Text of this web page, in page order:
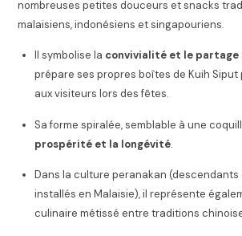
nombreuses petites douceurs et snacks
malaisiens, indonésiens et singapouriens.
Il symbolise la convivialité et le partage
prépare ses propres boîtes de Kuih
aux visiteurs lors des fêtes.
Sa forme spiralée, semblable à une
prospérité et la longévité.
Dans la culture peranakan (descendants
installés en Malaisie), il représente
culinaire métissé entre traditions